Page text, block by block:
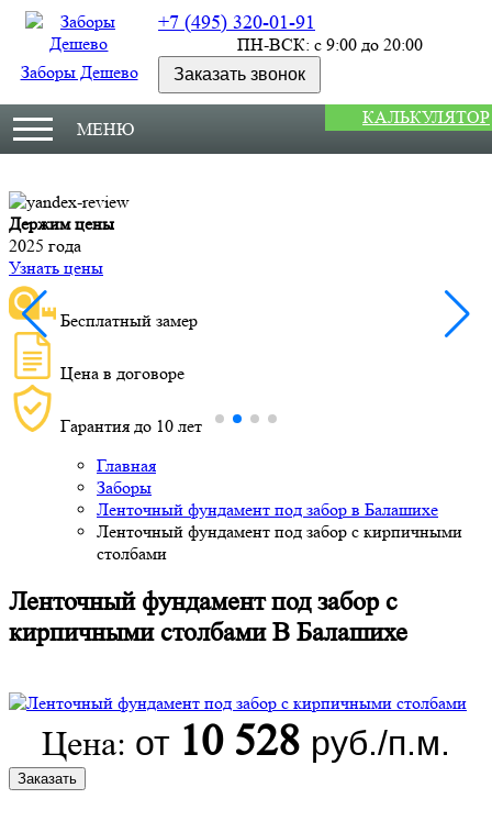
Заборы Дешево
+7 (495) 320-01-91
ПН-ВСК: с 9:00 до 20:00
Заказать звонок
МЕНЮ
КАЛЬКУЛЯТОР
Держим цены
2025 года
Узнать цены
Бесплатный замер
Цена в договоре
Гарантия до 10 лет
Главная
Заборы
Ленточный фундамент под забор в Балашихе
Ленточный фундамент под забор с кирпичными
столбами
Ленточный фундамент под забор с
кирпичными столбами В Балашихе
Цена: от 10 528 руб./п.м.
Заказать